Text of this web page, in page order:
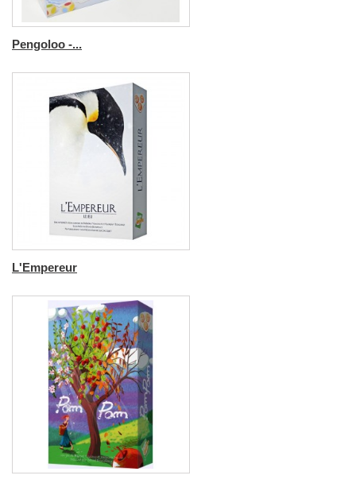
Pengoloo -...
L'Empereur